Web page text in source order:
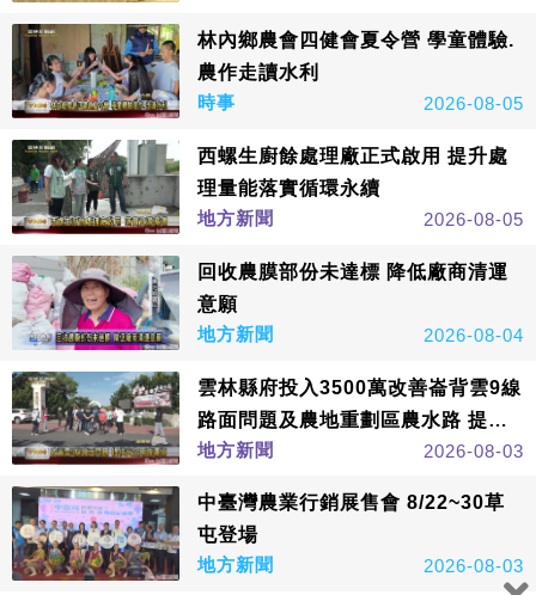
林內鄉農會四健會夏令營 學童體驗.
農作走讀水利
時事
2026-08-05
西螺生廚餘處理廠正式啟用 提升處
理量能落實循環永續
地方新聞
2026-08-05
回收農膜部份未達標 降低廠商清運
意願
地方新聞
2026-08-04
雲林縣府投入3500萬改善崙背雲9線
路面問題及農地重劃區農水路 提升
在地交通品質打造安全用路環境
地方新聞 2026-08-03
中臺灣農業行銷展售會 8/22~30草
屯登場
地方新聞
2026-08-03